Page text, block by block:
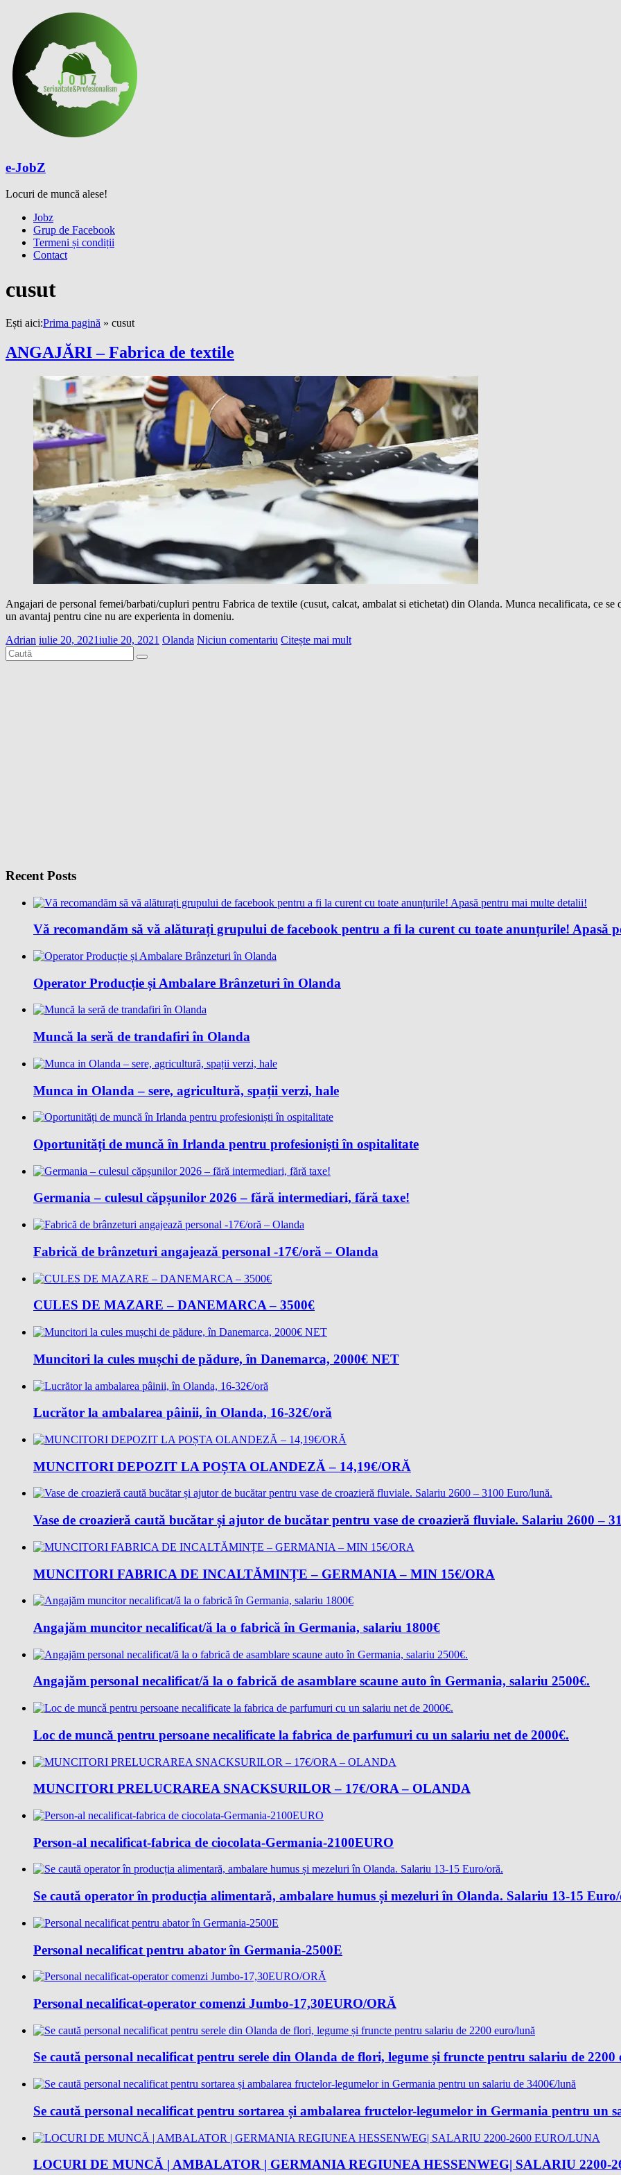
content
e-JobZ
Locuri de muncă alese!
Meniu Jobz
Grup de Facebook
Termeni și condiții
Contact
cusut
Ești aici:Prima pagină » cusut
ANGAJĂRI – Fabrica de textile
Angajari de personal femei/barbati/cupluri pentru Fabrica de textile (cusut, calcat, ambalat si etichetat) din Olanda. Munca necalificata, ce
un avantaj pentru cine nu are experienta in domeniu.
Adrian iulie 20, 2021iulie 20, 2021 Olanda Niciun comentariu Citește mai mult
Recent Posts
Vă recomandăm să vă alăturați grupului de facebook pentru a fi la curent cu toate anunțurile! Apasă
Operator Producție și Ambalare Brânzeturi în Olanda
Muncă la seră de trandafiri în Olanda
Munca in Olanda – sere, agricultură, spații verzi, hale
Oportunități de muncă în Irlanda pentru profesioniști în ospitalitate
Germania – culesul căpșunilor 2026 – fără intermediari, fără taxe!
Fabrică de brânzeturi angajează personal -17€/oră – Olanda
CULES DE MAZARE – DANEMARCA – 3500€
Muncitori la cules mușchi de pădure, în Danemarca, 2000€ NET
Lucrător la ambalarea pâinii, în Olanda, 16-32€/oră
MUNCITORI DEPOZIT LA POȘTA OLANDEZĂ – 14,19€/ORĂ
Vase de croazieră caută bucătar și ajutor de bucătar pentru vase de croazieră fluviale. Salariu 2600 –
MUNCITORI FABRICA DE INCALTĂMINȚE – GERMANIA – MIN 15€/ORA
Angajăm muncitor necalificat/ă la o fabrică în Germania, salariu 1800€
Angajăm personal necalificat/ă la o fabrică de asamblare scaune auto în Germania, salariu 2500€.
Loc de muncǎ pentru persoane necalificate la fabrica de parfumuri cu un salariu net de 2000€.
MUNCITORI PRELUCRAREA SNACKSURILOR – 17€/ORA – OLANDA
Person-al necalificat-fabrica de ciocolata-Germania-2100EURO
Se caută operator în producția alimentară, ambalare humus și mezeluri în Olanda. Salariu 13-15
Personal necalificat pentru abator în Germania-2500E
Personal necalificat-operator comenzi Jumbo-17,30EURO/ORĂ
Se caută personal necalificat pentru serele din Olanda de flori, legume și fruncte pentru salariu de 2200
Se caută personal necalificat pentru sortarea și ambalarea fructelor-legumelor in Germania pentru un
LOCURI DE MUNCĂ | AMBALATOR | GERMANIA REGIUNEA HESSENWEG| SALARIU 2200-